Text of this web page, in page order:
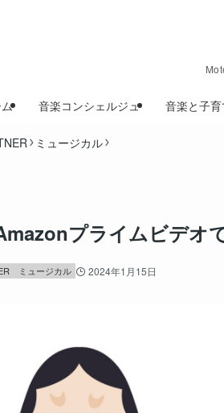
音楽コンシェルジュ 音楽と子
ミュージカル
プライムビデオ
ミュージカル 2024年1月15日